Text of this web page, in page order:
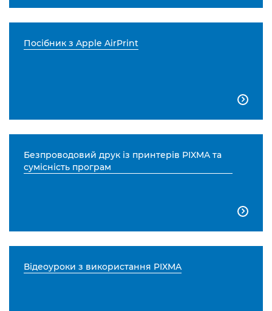
Посібник з Apple AirPrint

Безпроводовий друк із принтерів PIXMA та
сумісність програм

Відеоуроки з використання PIXMA